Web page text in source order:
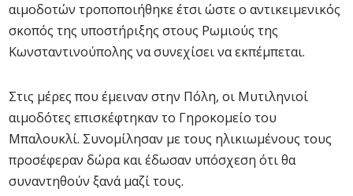
αιμοδοτών τροποποιήθηκε έτσι ώστε ο αντικειμενικός
σκοπός της υποστήριξης στους Ρωμιούς της
Κωνσταντινούπολης να συνεχίσει να εκπέμπεται.
Στις μέρες που έμειναν στην Πόλη, οι Μυτιληνιοί
αιμοδότες επισκέφτηκαν το Γηροκομείο του
Μπαλουκλί. Συνομίλησαν με τους ηλικιωμένους τους
προσέφεραν δώρα και έδωσαν υπόσχεση ότι θα
συναντηθούν ξανά μαζί τους.